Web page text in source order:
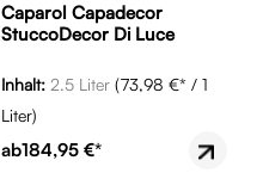
Caparol Capadecor
StuccoDecor Di Luce
Inhalt: 2.5 Liter (73,98 €* / 1
Liter)
ab184,95 €*